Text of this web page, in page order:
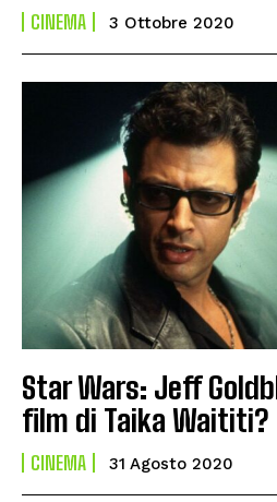
CINEMA 3 Ottobre 2020
Star Wars: Jeff
film di Taika Waititi?
CINEMA 31 Agosto 2020